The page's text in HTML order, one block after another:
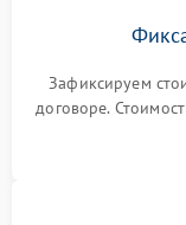
Зафиксируем
договоре.